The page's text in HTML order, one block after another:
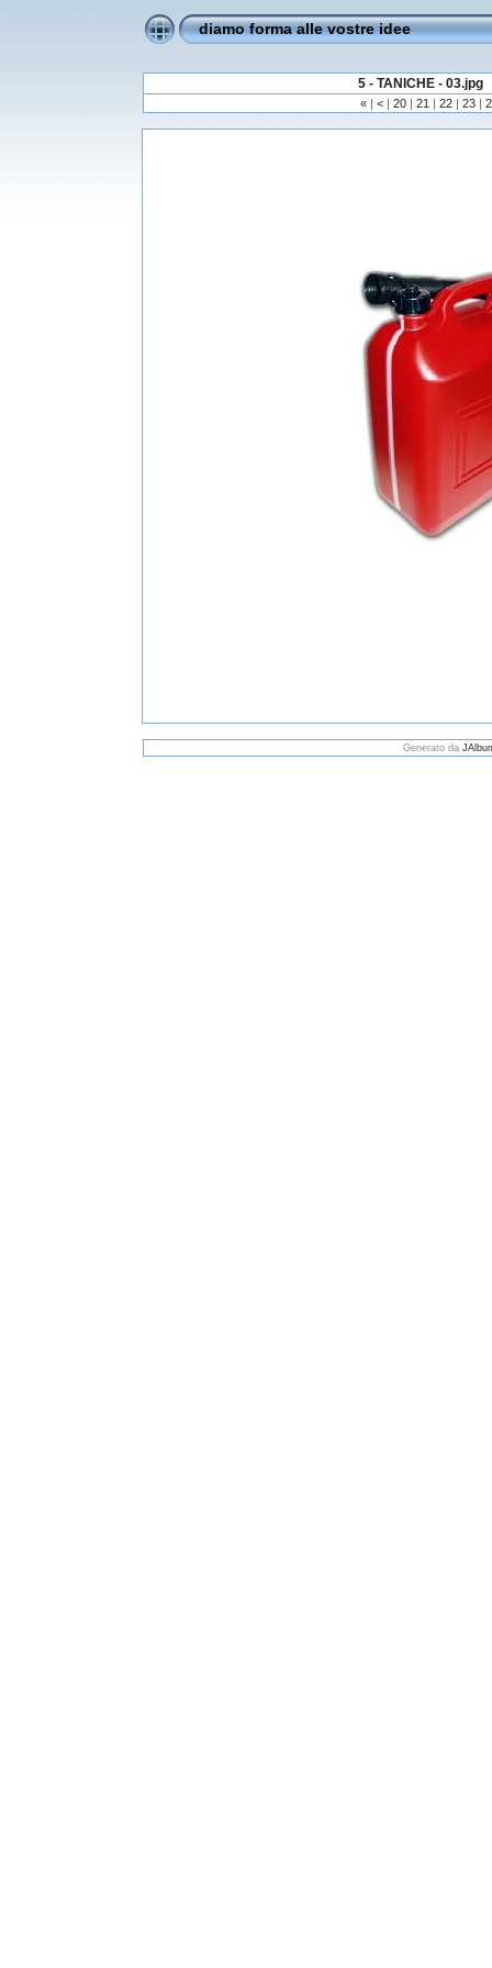
diamo forma alle vostre idee
5 - TANICHE - 03.jpg
« | < | 20 | 21 | 22 | 23 |
Generato da